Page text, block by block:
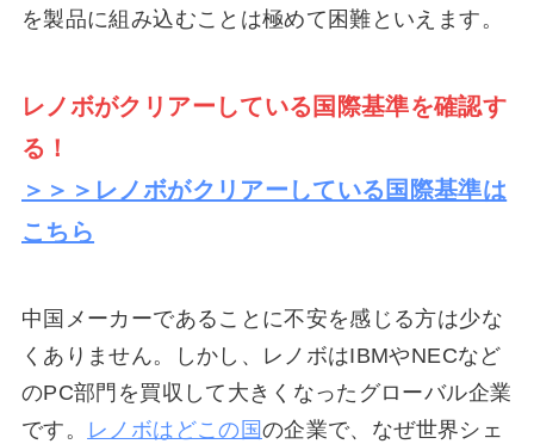
を製品に組み込むことは極めて困難といえます。
レノボがクリアーしている国際基準を確認す
る！
＞＞＞レノボがクリアーしている国際基準は
こちら
中国メーカーであることに不安を感じる方は少な
くありません。しかし、レノボはIBMやNECなど
のPC部門を買収して大きくなったグローバル企業
です。 レノボはどこの国の企業で、なぜ世界シェ